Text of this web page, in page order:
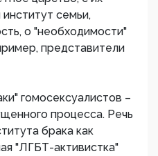
семьи,
о "необходимости"
представители
гомосексуалистов –
процесса. Речь
брака как
"ЛГБТ-активистка"